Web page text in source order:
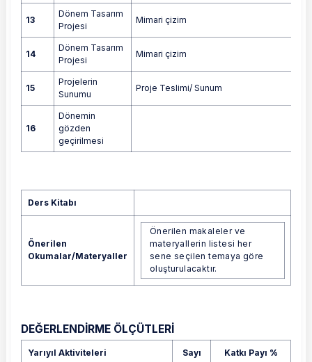
13
Dönem Tasarım
Projesi
Mimari çizim
14
Dönem Tasarım
Projesi
Mimari çizim
15
Projelerin
Sunumu
Proje Teslimi/ Sunum
16
Dönemin
gözden
geçirilmesi
Ders Kitabı
Önerilen
Okumalar/Materyaller
Önerilen makaleler ve materyallerin
Önerilen makaleler ve
materyallerin listesi her
sene seçilen temaya göre
oluşturulacaktır.
DEĞERLENDİRME ÖLÇÜTLERİ
Yarıyıl Aktiviteleri Sayı Katkı Payı %